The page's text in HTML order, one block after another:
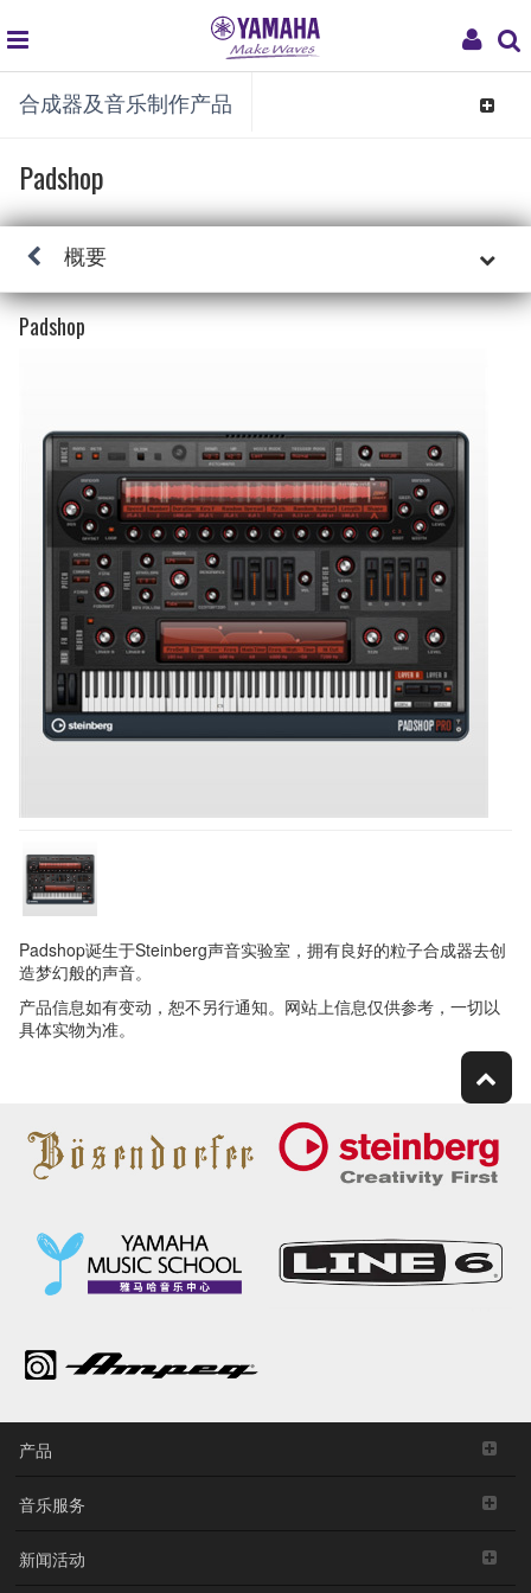
My
global
navigation
合成器及音乐制作产品
Toggle
Padshop
概要
Padshop
Padshop诞生于Steinberg声音实验室，拥有良好的粒子合成器去创
造梦幻般的声音。
产品信息如有变动，恕不另行通知。网站上信息仅供参考，一切以
具体实物为准。
产品
音乐服务
新闻活动